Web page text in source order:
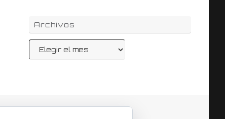
Archivos
Archivos